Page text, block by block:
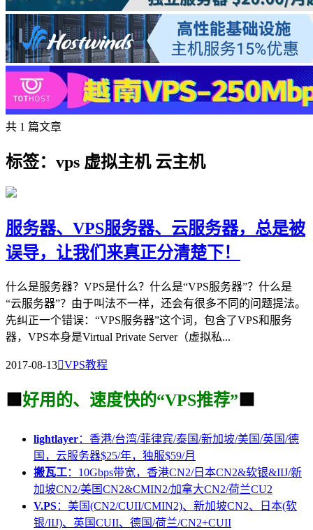
共 1 篇文章
标签：vps 虚拟主机 云主机
服务器、VPS服务器、云服务器，总是被
误导，让我们来真正分清楚下！
什么是服务器？VPS是什么？什么是“VPS服务器”？什么是
“云服务器”？由于叫法不一样，还会有很多不同的问题提法。
先纠正一个错误：“VPS服务器”这个词，包含了VPS和服务
器，VPS本身是Virtual Private Server（虚拟私...
2017-08-13VPS教程
🟩 好用的、速度快的“VPS推荐” 🟩
lightlayer：香港/台湾/菲律宾/泰国/新加坡/美国/英国/德
国，云服务器$25/年，独服$59/月
搬瓦工：10Gbps带宽，香港CN2/日本CN2&软银&IIJ/新
加坡CN2/美国CN2&CMIN2/加拿大CN2/荷兰CU2
V.PS：美国(CN2/CUII/CMIN2)、新加坡CN2、日本(软
银/IIJ)、英国CUII、德国/荷兰/CN2+CUII